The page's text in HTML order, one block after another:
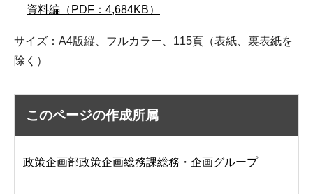
資料編（PDF：4,684KB）
サイズ：A4版縦、フルカラー、115頁（表紙、裏表紙を
除く）
このページの作成所属
政策企画部政策企画総務課総務・企画グループ